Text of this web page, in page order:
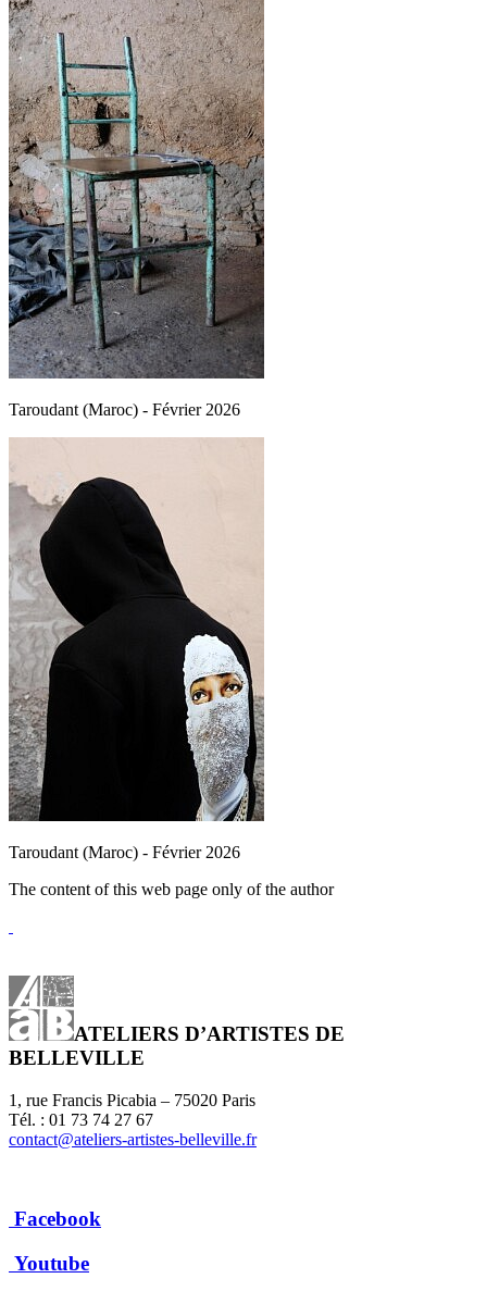
Taroudant (Maroc) - Février 2026
Taroudant (Maroc) - Février 2026
The content of this web page only of the author
ATELIERS D’ARTISTES DE
BELLEVILLE
1, rue Francis Picabia – 75020 Paris
Tél. : 01 73 74 27 67
contact@ateliers-artistes-belleville.fr
Facebook
Youtube